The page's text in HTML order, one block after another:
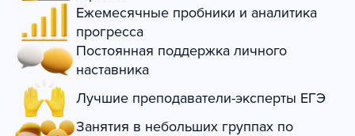
Ежемесячные пробники и аналитика
прогресса
Постоянная поддержка личного
наставника
Лучшие преподаватели-эксперты ЕГЭ
Занятия в небольших группах по